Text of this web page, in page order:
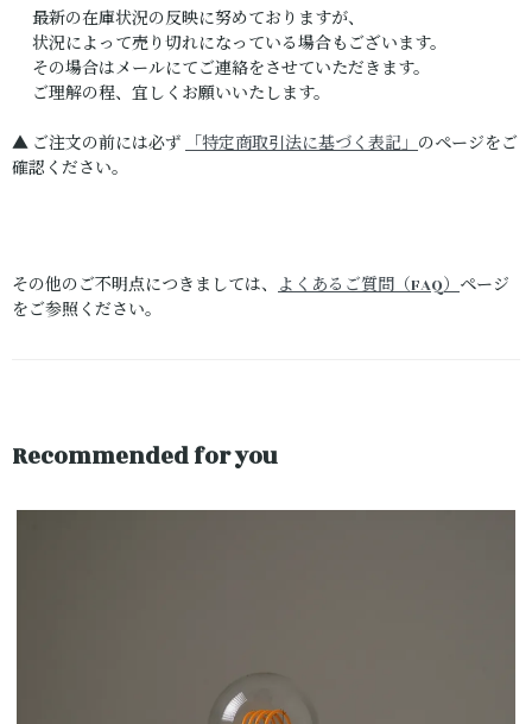
最新の在庫状況の反映に努めておりますが、
状況によって売り切れになっている場合もございます。
その場合はメールにてご連絡をさせていただきます。
ご理解の程、宜しくお願いいたします。
▲ ご注文の前には必ず 「特定商取引法に基づく表記」のページをご
確認ください。
その他のご不明点につきましては、 よくあるご質問（FAQ）ページ
をご参照ください。
Recommended for you